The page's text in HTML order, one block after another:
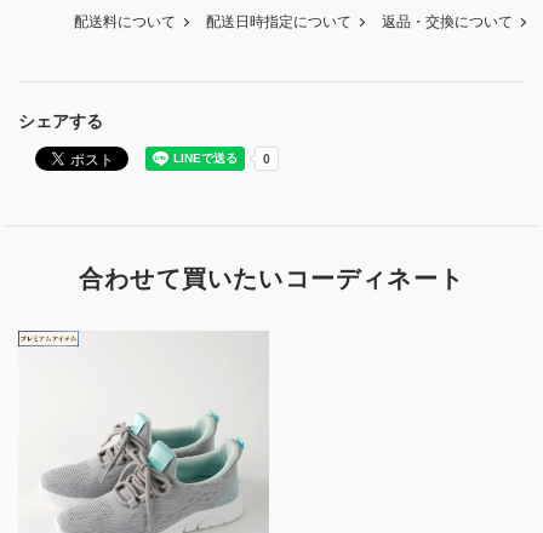
シェアする
配送料について 配送日時指定について 返品・交換について
合わせて買いたいコーディネート